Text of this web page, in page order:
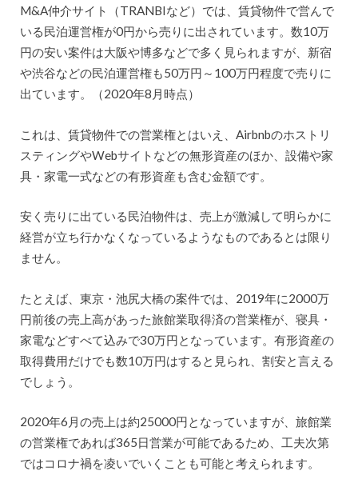
M&A仲介サイト（TRANBIなど）では、賃貸物件で営んで
いる民泊運営権が0円から売りに出されています。数10万
円の安い案件は大阪や博多などで多く見られますが、新宿
や渋谷などの民泊運営権も50万円～100万円程度で売りに
出ています。（2020年8月時点）
これは、賃貸物件での営業権とはいえ、Airbnbのホストリ
スティングやWebサイトなどの無形資産のほか、設備や家
具・家電一式などの有形資産も含む金額です。
安く売りに出ている民泊物件は、売上が激減して明らかに
経営が立ち行かなくなっているようなものであるとは限り
ません。
たとえば、東京・池尻大橋の案件では、2019年に2000万
円前後の売上高があった旅館業取得済の営業権が、寝具・
家電などすべて込みで30万円となっています。有形資産の
取得費用だけでも数10万円はすると見られ、割安と言える
でしょう。
2020年6月の売上は約25000円となっていますが、旅館業
の営業権であれば365日営業が可能であるため、工夫次第
ではコロナ禍を凌いでいくことも可能と考えられます。